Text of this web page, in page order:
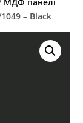
– Black